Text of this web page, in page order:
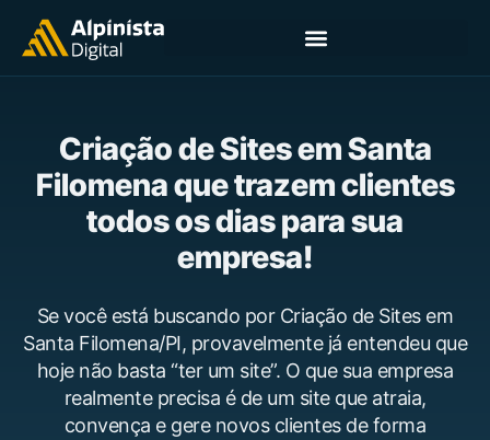
Criação de Sites em Santa
Filomena que trazem clientes
todos os dias para sua
empresa!
Se você está buscando por Criação de Sites em
Santa Filomena/PI, provavelmente já entendeu que
hoje não basta “ter um site”. O que sua empresa
realmente precisa é de um site que atraia,
convença e gere novos clientes de forma